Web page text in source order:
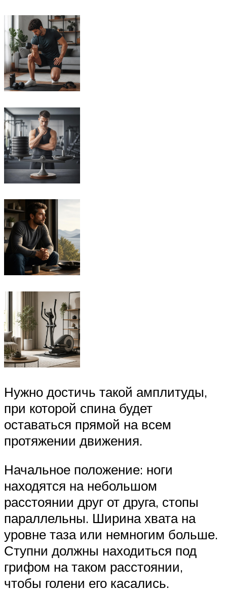
Нужно достичь такой амплитуды,
при которой спина будет
оставаться прямой на всем
протяжении движения.
Начальное положение: ноги
находятся на небольшом
расстоянии друг от друга, стопы
параллельны. Ширина хвата на
уровне таза или немногим больше.
Ступни должны находиться под
грифом на таком расстоянии,
чтобы голени его касались.